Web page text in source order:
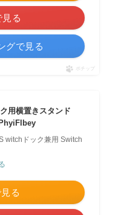
る
グで見る
ポチップ
用横置きスタンド
PhyiFlbey
witchドック兼用 Switch
る